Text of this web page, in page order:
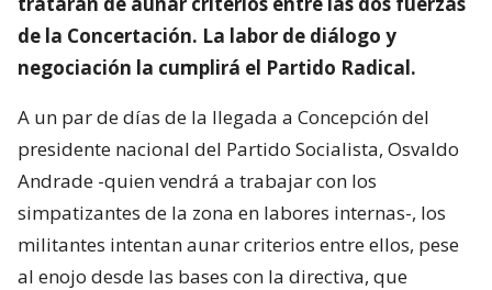
de la Concertación. La labor de diálogo y
negociación la cumplirá el Partido Radical.
A un par de días de la llegada a Concepción del
presidente nacional del Partido Socialista, Osvaldo
Andrade -quien vendrá a trabajar con los
simpatizantes de la zona en labores internas-, los
militantes intentan aunar criterios entre ellos, pese
al enojo desde las bases con la directiva, que